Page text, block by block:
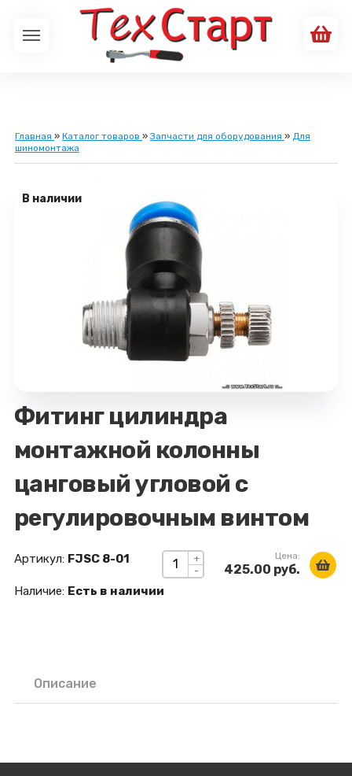
Главная » Каталог товаров »Запчасти для оборудования » Для
шиномонтажа
В наличии
Фитинг цилиндра
монтажной колонны
цанговый угловой с
регулировочным винтом
+
-
Цена:
425.00 руб.
Артикул: FJSC 8-01
Наличие: Есть в наличии
Описание